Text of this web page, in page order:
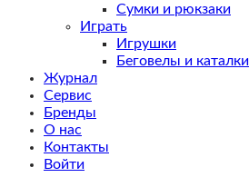
Сумки и рюкзаки
Играть
Игрушки
Беговелы и каталки
Журнал
Сервис
Бренды
О нас
Контакты
Войти